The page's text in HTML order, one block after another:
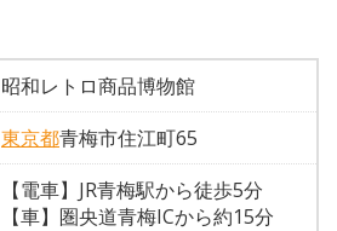
昭和レトロ商品博物館
東京都青梅市住江町65
【電車】JR青梅駅から徒歩5分
【車】圏央道青梅ICから約15分